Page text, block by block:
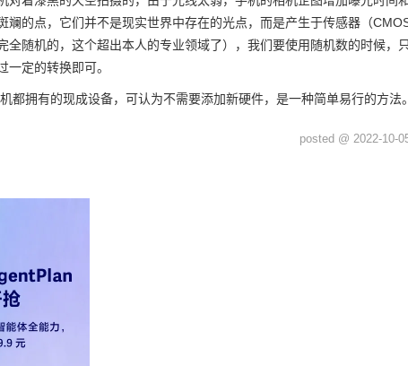
斓的点，它们并不是现实世界中存在的光点，而是产生于传感器（
全随机的，这个超出本人的专业领域了），我们要使用随机数的时候，
一定的转换即可。
都拥有的现成设备，可认为不需要添加新硬件，是一种简单易行的方法。
posted @ 2022-10-